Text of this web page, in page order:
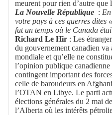
meurent pour rien d’autre que
La Nouvelle République :
votre pays à ces guerres
fut un temps où le Canada
Richard Le Hir : Les
du gouvernement canadien va
mondiale et qu’elle ne
l’opinion publique canadienne
contingent important des
celle de baroudeurs en
l’OTAN en Libye. Le parti
élections générales du 2 mai
l’Alberta où les intérêts